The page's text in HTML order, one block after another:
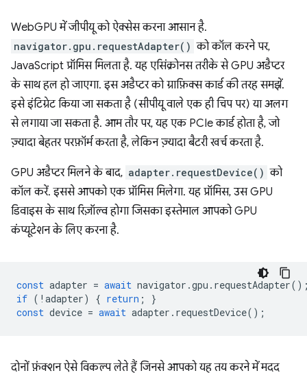
WebGPU में जीपीयू को ऐक्सेस करना आसान है.
navigator.gpu.requestAdapter() को कॉल करने पर,
JavaScript प्रॉमिस मिलता है. यह एसिंक्रोनस तरीके से GPU अडैप्टर
के साथ हल हो जाएगा. इस अडैप्टर को ग्राफ़िक्स कार्ड की तरह समझें.
इसे इंटिग्रेट किया जा सकता है (सीपीयू वाले एक ही चिप पर) या अलग
से लगाया जा सकता है. आम तौर पर, यह एक PCIe कार्ड होता है, जो
ज़्यादा बेहतर परफ़ॉर्म करता है, लेकिन ज़्यादा बैटरी खर्च करता है.
GPU अडैप्टर मिलने के बाद, adapter.requestDevice() को
कॉल करें. इससे आपको एक प्रॉमिस मिलेगा. यह प्रॉमिस, उस GPU
डिवाइस के साथ रिज़ॉल्व होगा जिसका इस्तेमाल आपको GPU
कंप्यूटेशन के लिए करना है.
const adapter = await navigator .gpu . requestAdapter
if ( ! adapter) { return ;
}
const device = await adapter . requestDevice();
दोनों फ़ंक्शन ऐसे विकल्प लेते हैं जिनसे आपको यह तय करने में मदद